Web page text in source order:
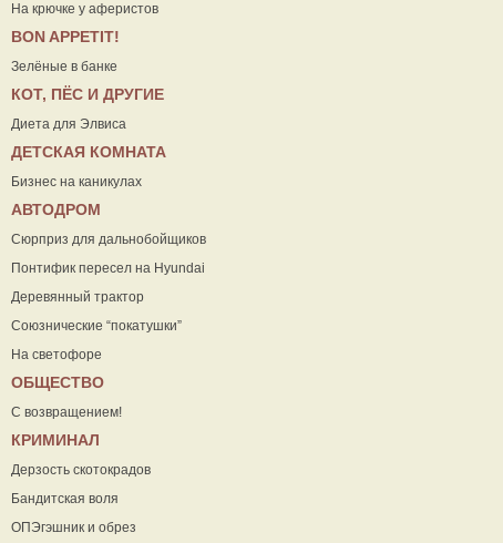
На крючке у аферистов
ВON APPETIT!
Зелёные в банке
КОТ, ПЁС И ДРУГИЕ
Диета для Элвиса
ДЕТСКАЯ КОМНАТА
Бизнес на каникулах
АВТОДРОМ
Сюрприз для дальнобойщиков
Понтифик пересел на Hyundai
Деревянный трактор
Союзнические “покатушки”
На светофоре
ОБЩЕСТВО
С возвращением!
КРИМИНАЛ
Дерзость скотокрадов
Бандитская воля
ОПЭгэшник и обрез